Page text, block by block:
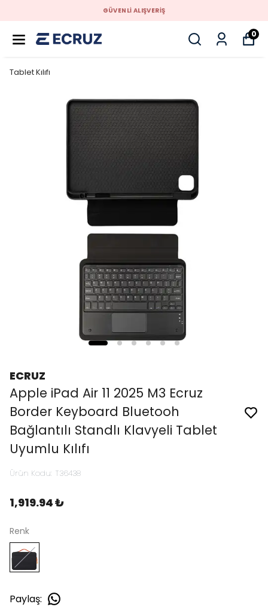
GÜVENLİ ALIŞVERİŞ
0
Tablet Kılıfı
ECRUZ
Apple iPad Air 11 2025 M3 Ecruz
Border Keyboard Bluetooh
Bağlantılı Standlı Klavyeli Tablet
Uyumlu Kılıfı
Ürün Kodu: T36438
1,919.94 ₺
Renk
Paylaş: